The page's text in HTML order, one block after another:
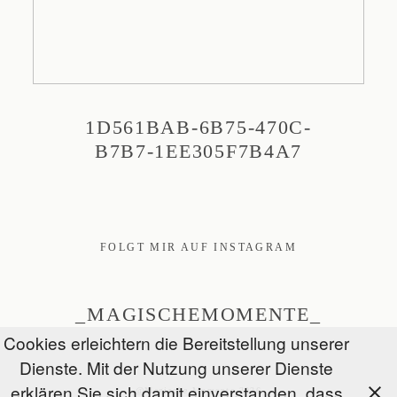
1D561BAB-6B75-470C-
B7B7-1EE305F7B4A7
FOLGT MIR AUF INSTAGRAM
_MAGISCHEMOMENTE_
@Magische Momente 2026
Cookies erleichtern die Bereitstellung unserer
Dienste. Mit der Nutzung unserer Dienste
erklären Sie sich damit einverstanden, dass